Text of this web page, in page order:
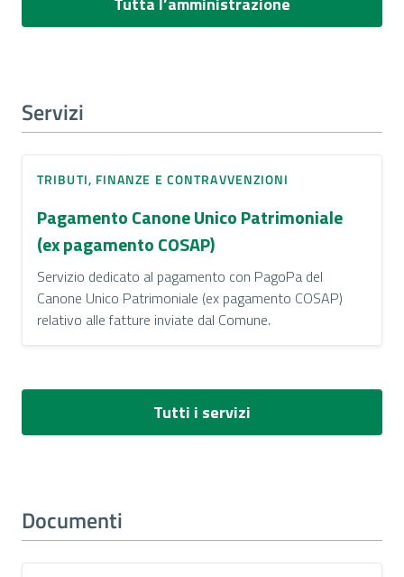
Servizi
TRIBUTI, FINANZE E CONTRAVVENZIONI
Pagamento Canone Unico Patrimoniale
(ex pagamento COSAP)
Servizio dedicato al pagamento con PagoPa del
Canone Unico Patrimoniale (ex pagamento COSAP)
relativo alle fatture inviate dal Comune.
Tutti i servizi
Documenti